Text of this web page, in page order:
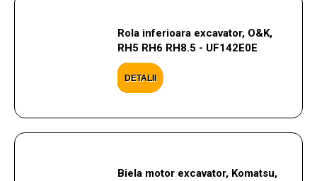
Rola inferioara excavator, O&K,
RH5 RH6 RH8.5 - UF142E0E
DETALII
Biela motor excavator, Komatsu,